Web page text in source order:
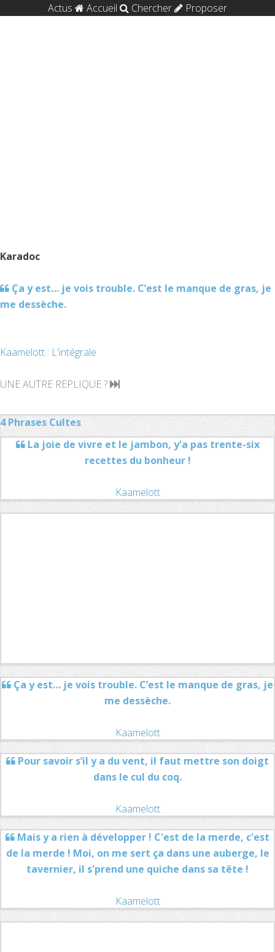
Actus Accueil Chercher Proposer
Karadoc
Ça y est… je vois trouble. C’est le manque de gras, je
me dessèche.
Kaamelott : L'intégrale
UNE AUTRE REPLIQUE ?
4 Phrases Cultes
La joie de vivre et le jambon, y'a pas trente-six
recettes du bonheur !
Kaamelott
Ça y est… je vois trouble. C’est le manque de gras, je
me dessèche.
Kaamelott
Pour savoir s’il y a du vent, il faut mettre son doigt
dans le cul du coq.
Kaamelott
Mais y a rien à développer ! C'est de la merde, c'est
de la merde ! Moi, on me sert ça dans une auberge, le
tavernier, il s'prend une quiche dans sa tête !
Kaamelott